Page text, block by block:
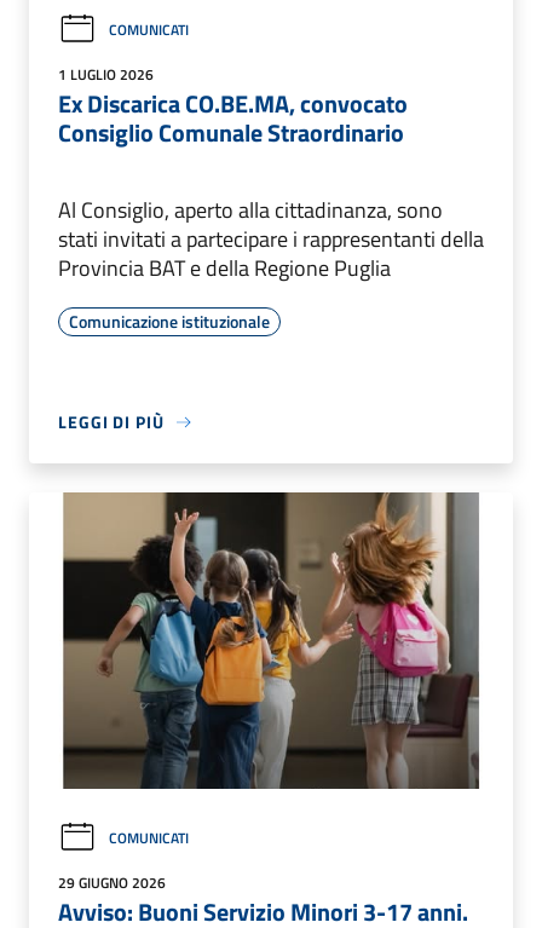
COMUNICATI
1 LUGLIO 2026
Ex Discarica CO.BE.MA, convocato
Consiglio Comunale Straordinario
Al Consiglio, aperto alla cittadinanza, sono
stati invitati a partecipare i rappresentanti della
Provincia BAT e della Regione Puglia
Comunicazione istituzionale
LEGGI DI PIÙ
COMUNICATI
29 GIUGNO 2026
Avviso: Buoni Servizio Minori 3-17 anni.